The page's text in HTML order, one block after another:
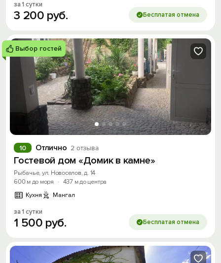
за 1 сутки
3 200 руб. Бесплатая отмена
Выбор гостей
Отлично 2 отзыва
10
Гостевой дом «Домик в камне»
Рыбачье, ул. Новоселов, д. 14
600 м до моря
· 437 м до центра
Кухня
Мангал
за 1 сутки
1 500 руб. Бесплатая отмена